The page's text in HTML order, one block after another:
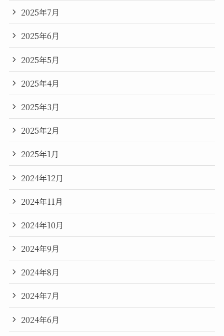
2025年7月
2025年6月
2025年5月
2025年4月
2025年3月
2025年2月
2025年1月
2024年12月
2024年11月
2024年10月
2024年9月
2024年8月
2024年7月
2024年6月